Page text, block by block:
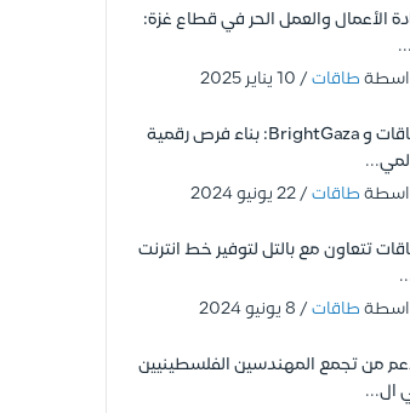
الأعمال والعمل الحر في قطاع غزة:
طاقات / 10 يناير 2025
طاقات و BrightGaza: بناء فرص رقمية
طاقات / 22 يونيو 2024
تتعاون مع بالتل لتوفير خط انترنت
طاقات / 8 يونيو 2024
من تجمع المهندسين الفلسطينيين
ال...